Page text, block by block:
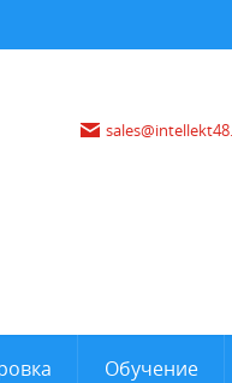
Обучение